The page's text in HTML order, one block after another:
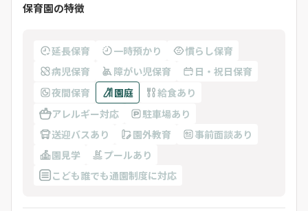
保育園の特徴
延長保育 一時預かり
慣らし保育
病児保育
障がい児保育
日・祝日保育
夜間保育
園庭
給食あり
アレルギー対応
駐車場あり
送迎バスあり
園外教育
事前面談あり
園見学
プールあり
こども誰でも通園制度に対応